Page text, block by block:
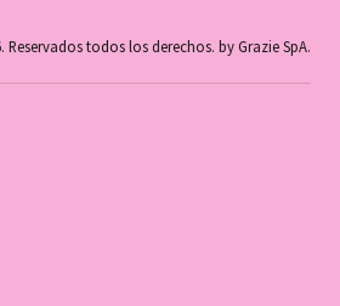
Reservados todos los derechos. by Grazie SpA.